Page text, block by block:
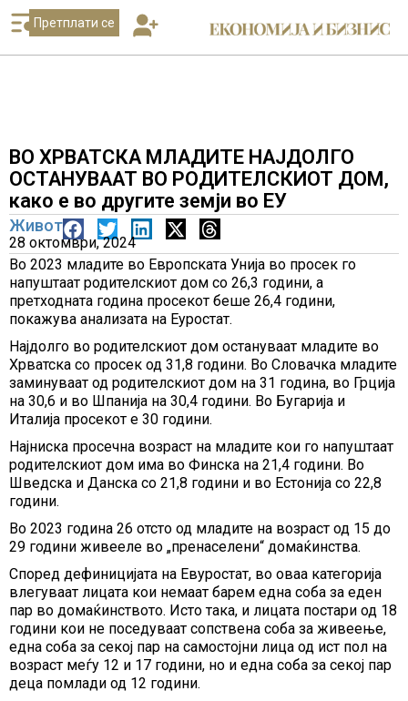
Претплати се
ВО ХРВАТСКА МЛАДИТЕ НАЈДОЛГО
ОСТАНУВААТ ВО РОДИТЕЛСКИОТ ДОМ,
како е во другите земји во ЕУ
Живот
28 октомври, 2024
Во 2023 младите во Европската Унија во просек го
напуштаат родителскиот дом со 26,3 години, а
претходната година просекот беше 26,4 години,
покажува анализата на Еуростат.
Најдолго во родителскиот дом остануваат младите во
Хрватска со просек од 31,8 години. Во Словачка младите
заминуваат од родителскиот дом на 31 година, во Грција
на 30,6 и во Шпанија на 30,4 години. Во Бугарија и
Италија просекот е 30 години.
Најниска просечна возраст на младите кои го напуштаат
родителскиот дом има во Финска на 21,4 години. Во
Шведска и Данска со 21,8 години и во Естонија со 22,8
години.
Во 2023 година 26 отсто од младите на возраст од 15 до
29 години живееле во „пренаселени“ домаќинства.
Според дефиницијата на Евуростат, во оваа категорија
влегуваат лицата кои немаат барем една соба за еден
пар во домаќинството. Исто така, и лицата постари од 18
години кои не поседуваат сопствена соба за живеење,
една соба за секој пар на самостојни лица од ист пол на
возраст меѓу 12 и 17 години, но и една соба за секој пар
деца помлади од 12 години.